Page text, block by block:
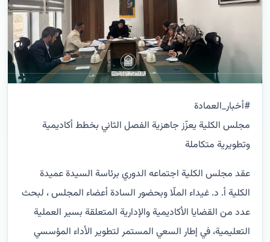
#أخبار_العمادة
مجلس الكلية يعزّز جاهزية الفصل الثاني بخطط أكاديمية
وتطويرية متكاملة
عقد مجلس الكلية اجتماعه الدوري برئاسة السيدة عميدة
الكلية أ. د. غيداء الملّا وبحضور السادة أعضاء المجلس ، لبحث
عدد من القضايا الأكاديمية والإدارية المتعلقة بسير العملية
التعليمية، في إطار السعي المستمر لتطوير الأداء المؤسسي